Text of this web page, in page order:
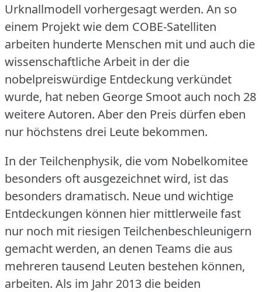
Urknallmodell vorhergesagt werden. An so
einem Projekt wie dem COBE-Satelliten
arbeiten hunderte Menschen mit und auch die
wissenschaftliche Arbeit in der die
nobelpreiswürdige Entdeckung verkündet
wurde, hat neben George Smoot auch noch 28
weitere Autoren. Aber den Preis dürfen eben
nur höchstens drei Leute bekommen.
In der Teilchenphysik, die vom Nobelkomitee
besonders oft ausgezeichnet wird, ist das
besonders dramatisch. Neue und wichtige
Entdeckungen können hier mittlerweile fast
nur noch mit riesigen Teilchenbeschleunigern
gemacht werden, an denen Teams die aus
mehreren tausend Leuten bestehen können,
arbeiten. Als im Jahr 2013 die beiden